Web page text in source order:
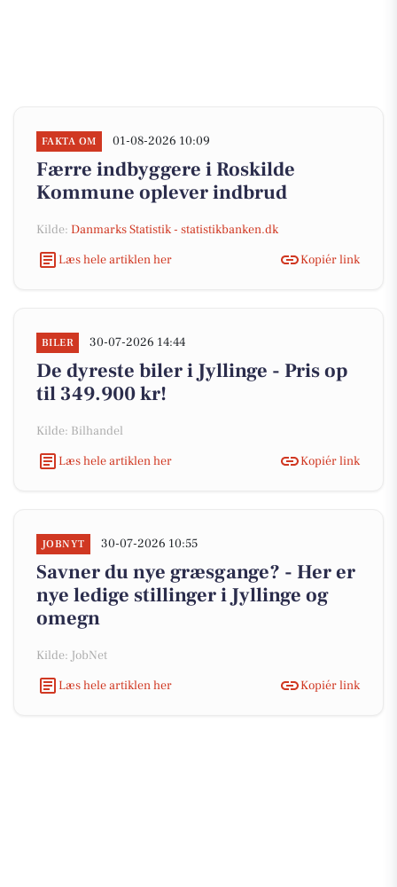
FAKTA OM 01-08-2026 10:09
Færre indbyggere i Roskilde
Kommune oplever indbrud
Kilde: Danmarks Statistik - statistikbanken.dk
Læs hele artiklen her
Kopiér link
BILER 30-07-2026 14:44
De dyreste biler i Jyllinge - Pris op
til 349.900 kr!
Kilde: Bilhandel
Læs hele artiklen her
Kopiér link
JOBNYT 30-07-2026 10:55
Savner du nye græsgange? - Her er
nye ledige stillinger i Jyllinge og
omegn
Kilde: JobNet
Læs hele artiklen her
Kopiér link